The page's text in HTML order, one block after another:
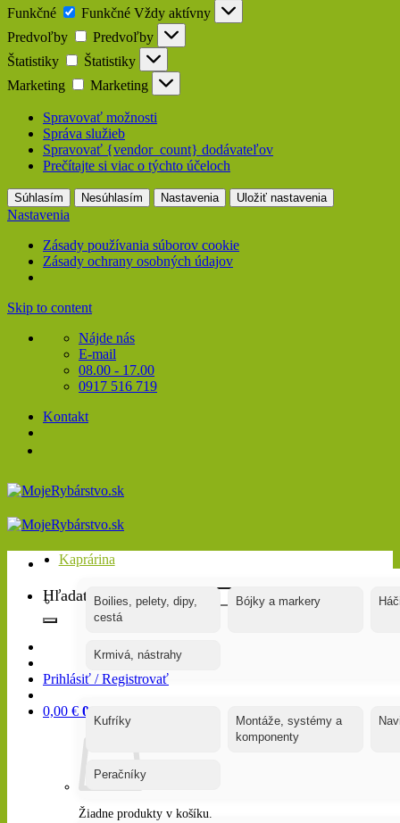
Funkčné
Funkčné Vždy aktívny
Predvoľby
Predvoľby
Štatistiky
Štatistiky
Marketing
Marketing
Spravovať možnosti
Správa služieb
Spravovať {vendor_count} dodávateľov
Prečítajte si viac o týchto účeloch
Súhlasím Nesúhlasím Nastavenia Uložiť nastavenia
Nastavenia
Zásady používania súborov cookie
Zásady ochrany osobných údajov
Skip to content
Nájde nás
E-mail
08.00 - 17.00
0917 516 719
Kontakt
Hľadať:
Prihlásiť / Registrovať
0,00 € 0
Žiadne produkty v košíku.
Kaprárina
Boilies, pelety, dipy,
cestá
Bójky a markery
Krmivá, nástrahy
Kufríky
Montáže, systémy a
komponenty
Peračníky